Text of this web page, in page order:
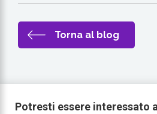
Torna al blog
Potresti essere interessato